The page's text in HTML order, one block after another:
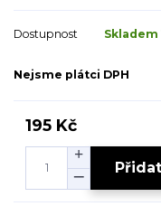
Dostupnost Skladem
Nejsme plátci DPH
195 Kč